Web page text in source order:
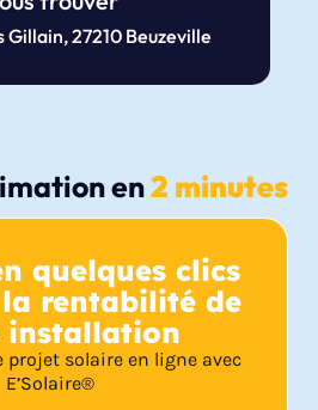
Gillain, 27210 Beuzeville
en2 minutes
quelques clics
rentabilité de
installation
projet solaire en ligne avec
E’Solaire®